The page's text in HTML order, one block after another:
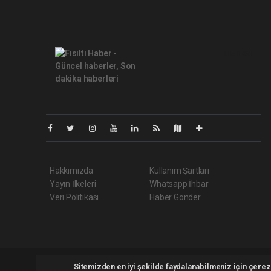
Sitemizden en iyi şekilde faydalanabilmeniz için
Hakkımızda
Yayın İlkeleri
Veri Politikası
Kullanım Şartları
Whatsapp İhbar
Haber Gönder
Fisiltihaber.com.tr Tüm hakları saklı tutulmaktadır. Copyright